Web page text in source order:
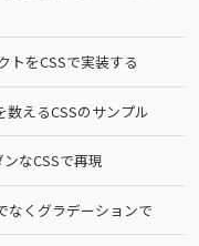
トをCSSで実装する
えるCSSのサンプル
なCSSで再現
なくグラデーションで